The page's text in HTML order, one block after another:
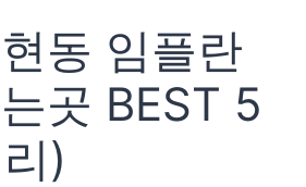
동 임플란
곳 BEST 5
)